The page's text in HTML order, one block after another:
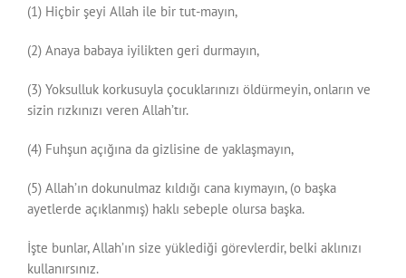
(1) Hiçbir şeyi Allah ile bir tut-mayın,
(2) Anaya babaya iyilikten geri durmayın,
(3) Yoksulluk korkusuyla çocuklarınızı öldürmeyin, onların ve
sizin rızkınızı veren Allah’tır.
(4) Fuhşun açığına da gizlisine de yaklaşmayın,
(5) Allah’ın dokunulmaz kıldığı cana kıymayın, (o başka
ayetlerde açıklanmış) haklı sebeple olursa başka.
İşte bunlar, Allah’ın size yüklediği görevlerdir, belki aklınızı
kullanırsınız.